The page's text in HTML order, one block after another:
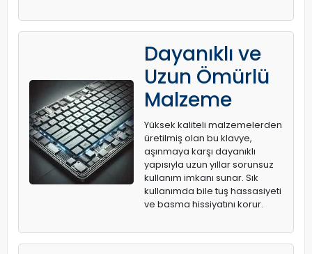
Dayanıklı ve
Uzun Ömürlü
Malzeme
Yüksek kaliteli malzemelerden
üretilmiş olan bu klavye,
aşınmaya karşı dayanıklı
yapısıyla uzun yıllar sorunsuz
kullanım imkanı sunar. Sık
kullanımda bile tuş hassasiyeti
ve basma hissiyatını korur.